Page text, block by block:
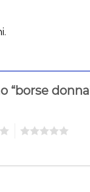
“borse